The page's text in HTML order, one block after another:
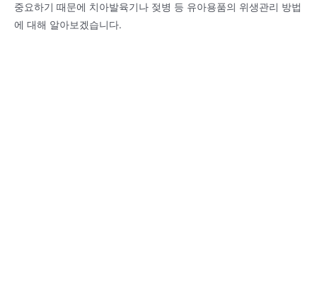
중요하기 때문에 치아발육기나 젖병 등 유아용품의 위생관리 방법
에 대해 알아보겠습니다.